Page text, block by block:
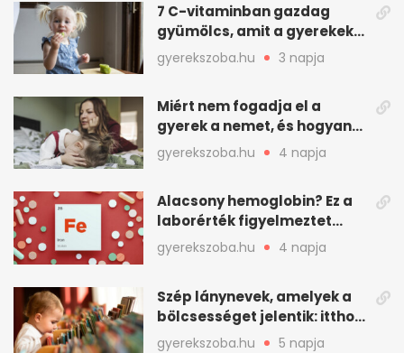
7 C-vitaminban gazdag
gyümölcs, amit a gyerekek
is szívesen megesznek
gyerekszoba.hu 3 napja
Miért nem fogadja el a
gyerek a nemet, és hogyan
mondd ki jól?
gyerekszoba.hu 4 napja
Alacsony hemoglobin? Ez a
laborérték figyelmeztet
vashiányra
gyerekszoba.hu 4 napja
Szép lánynevek, amelyek a
bölcsességet jelentik: itthon
is adhatók
gyerekszoba.hu 5 napja